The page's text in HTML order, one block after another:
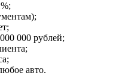
;
000 рублей;
авто.